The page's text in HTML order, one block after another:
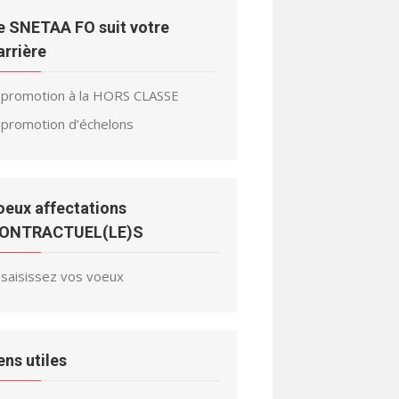
SNETAA FO suit votre
promotion à la HORS CLASSE
promotion d’échelons
affectations
saisissez vos voeux
utiles